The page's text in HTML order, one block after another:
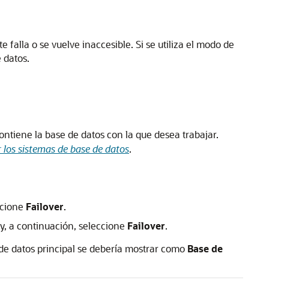
falla o se vuelve inaccesible. Si se utiliza el modo de
la base de datos con la que desea trabajar.
sistemas de base de datos.
Failover.
a continuación, seleccione Failover.
datos principal se debería mostrar como Base de